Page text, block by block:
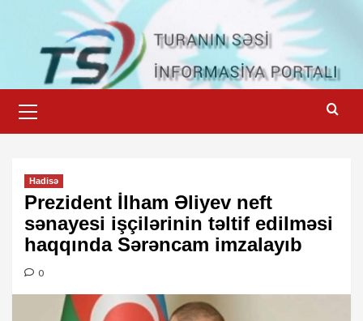
content
Menu
Hadisə
Prezident İlham Əliyev neft
sənayesi işçilərinin təltif edilməsi
haqqında Sərəncam imzalayıb
0